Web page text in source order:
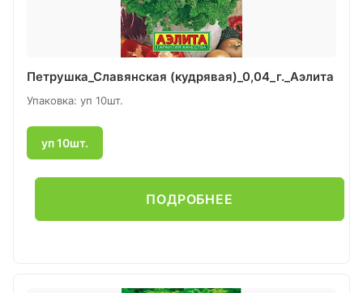
Петрушка_Славянская (кудрявая)_0,04_г._Аэлита
Упаковка: уп 10шт.
уп 10шт.
ПОДРОБНЕЕ